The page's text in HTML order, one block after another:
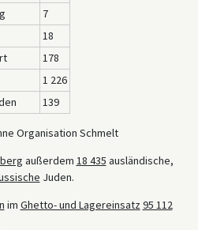
7
18
178
1 226
139
Organisation Schmelt
außerdem 18 435 ausländische,
Juden.
im Ghetto- und Lagereinsatz95 112